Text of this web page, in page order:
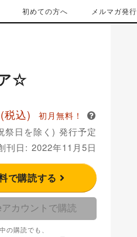
初めての方へ メルマガ発行
☆
(税込)
初月無料！
祭日を除く) 発行予定
刊日: 2022年11月5日
で購読する
カウントで購読
の購読でも、